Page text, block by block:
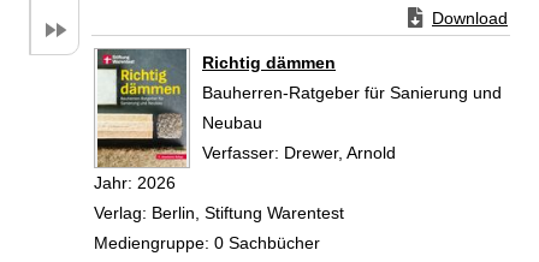
Zum Download
Download
Richtig dämmen
Bauherren-Ratgeber für Sanierung und
Neubau
Verfasser: Drewer, Arnold
Jahr: 2026
Verlag: Berlin, Stiftung Warentest
Mediengruppe: 0 Sachbücher